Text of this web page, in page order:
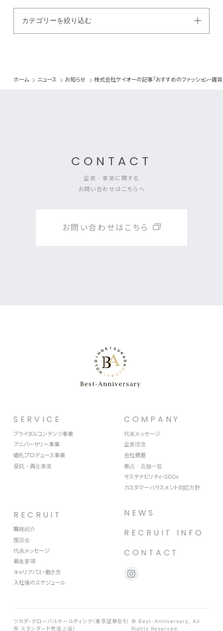
れました！
カテゴリーを絞り込む
ホーム ニュース お知らせ 株式会社ケイオーの記事「おすすめのファッション・
CONTACT
企業・事業に関する
お問い合わせはこちらへ
お問い合わせはこちら
SERVICE
ブライダルコンテンツ事業
アニバーサリー事業
婚礼プロデュース事業
受託・再生事業
COMPANY
代表メッセージ
企業理念
会社概要
拠点・店舗一覧
サステナビリティ・SDGs
カスタマーハラスメント対応方針
RECRUIT
職種紹介
座談会
代表メッセージ
募集要項
キャリアパス・働き方
入社後のスケジュール
NEWS
RECRUIT INFO
CONTACT
ツカダ・グローバルホールディング（東京証券取引
所 スタンダード市場上場）
© Best-Anniversary, All
Rights Reserved.